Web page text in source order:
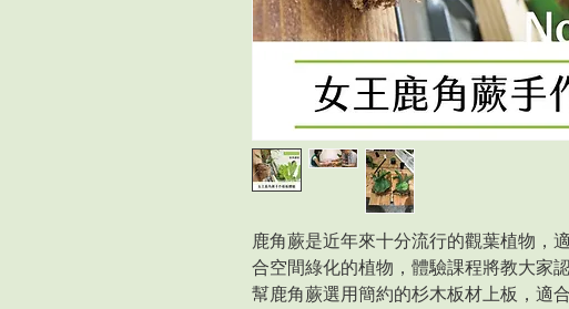
鹿角蕨是近年來十分流行的觀葉植物，
合空間綠化的植物，體驗課程將教大家
幫鹿角蕨選用簡約的杉木板材上板，適